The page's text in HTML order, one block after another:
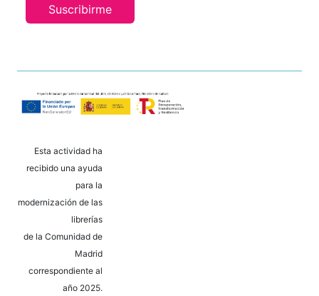
Suscribirme
Esta actividad ha
recibido una ayuda
para la
modernización de las
librerías
de la Comunidad de
Madrid
correspondiente al
año 2025.